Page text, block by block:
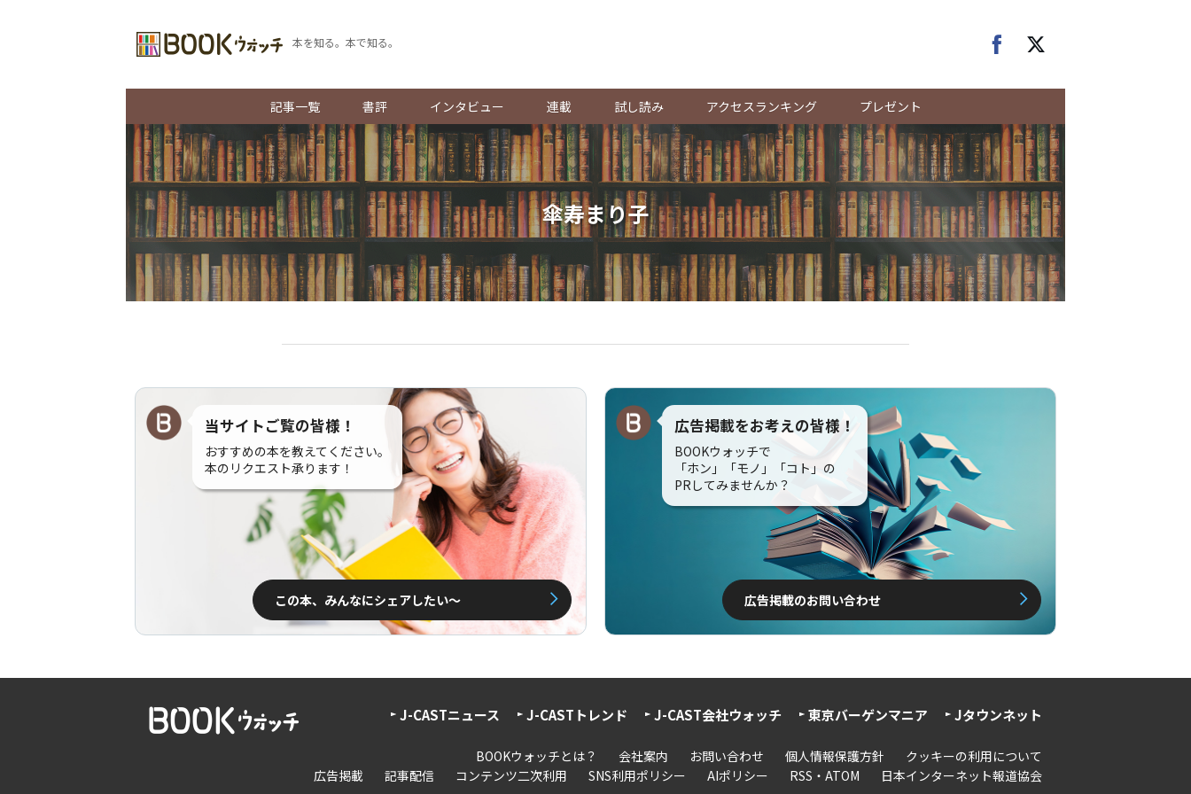
本を知る。本で知る。
記事一覧 書評 インタビュー 連載 試し読み アクセスランキング プレゼント
傘寿まり子
当サイトご覧の皆様！
おすすめの本を教えてください。
本のリクエスト承ります！
この本、みんなにシェアしたい〜
広告掲載をお考えの皆様！
BOOKウォッチで
「ホン」「モノ」「コト」の
PRしてみませんか？
広告掲載のお問い合わせ
J-CASTニュース J-CASTトレンド J-CAST会社ウォッチ 東京バーゲンマニア Jタウンネット
BOOKウォッチとは？ 会社案内 お問い合わせ 個人情報保護方針
クッキーの利用について
広告掲載
記事配信 コンテンツ二次利用 SNS利用ポリシー AIポリシー RSS・ATOM 日本インターネット報道協会